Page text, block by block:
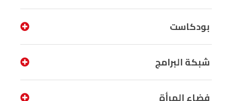
بودكاست
شبكة البرامج